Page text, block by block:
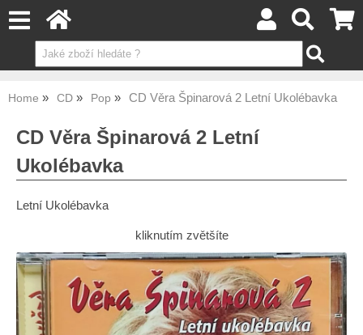
Home CD Pop CD Věra Špinarová 2 Letní Ukolébavka
CD Věra Špinarová 2 Letní
Ukolébavka
Letní Ukolébavka
kliknutím zvětšíte